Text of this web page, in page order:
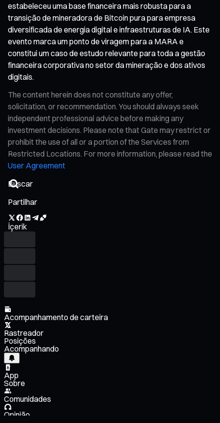
estabeleceu uma base financeira mais robusta para a
transição de mineradora de Bitcoin pura para empresa
diversificada de energia digital e infraestruturas de IA. Este
evento marca um ponto de viragem para a MARA e
constitui um caso de estudo relevante para toda a gestão
financeira corporativa no setor da mineração e dos ativos
digitais.
The content herein does not constitute any offer,
solicitation, or recommendation. You should always seek
independent professional advice before making any
investment decisions. Please note that Gate may restrict or
prohibit the use of all or a portion of the Services from
Restricted Locations. For more information, please read the
User Agreement
Partilhar
İçerik
Acompanhamento de carteira
Rastreador
Posições
Acompanhando
App
Sobre
Comunidades
Opinião